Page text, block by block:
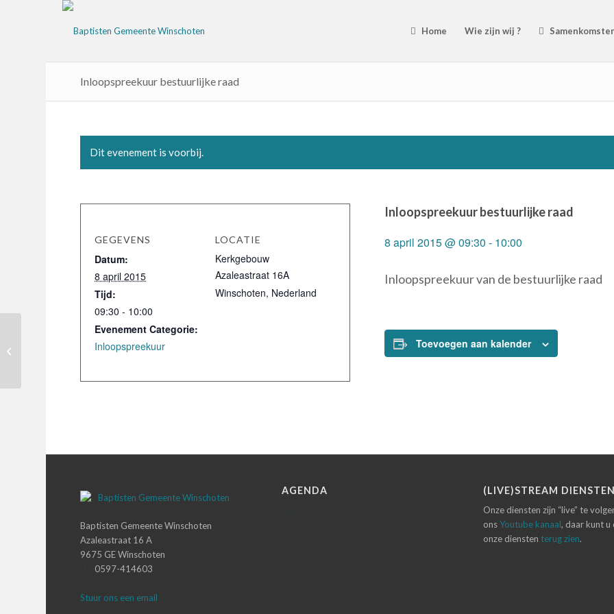
Home Wie zijn wij ?
Inloopspreekuur bestuurlijke raad
Dit evenement is voorbij.
Inloopspreekuur bestuurlijke raad
8 april 2015 @ 09:30 - 10:00
Inloopspreekuur van de bestuurlijke raad
Toevoegen aan kalender
GEGEVENS
Datum:
8 april 2015
Tijd:
09:30 - 10:00
Evenement Categorie:
Inloopspreekuur
LOCATIE
Kerkgebouw
Azaleastraat 16A
Winschoten, Nederland
Baptisten Gemeente Winschoten
Azaleastraat 16 A
9675 GE Winschoten
0597-414603
Stuur ons een email
AGENDA (LIVE)STREAM DIENSTEN
Onze diensten zijn “live” te
onsYoutube kanaal, daar kunt u
onze diensten terug zien.
Dienst (Eerste Paasdag)